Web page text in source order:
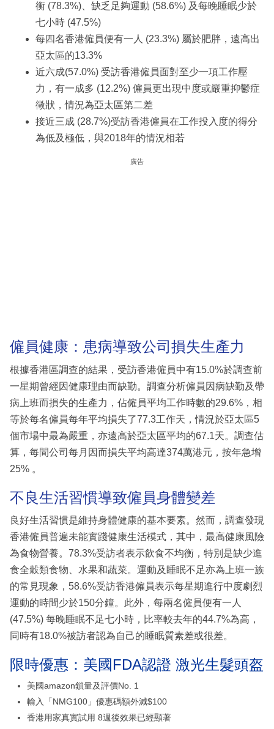
衡 (78.3%)、缺乏足夠運動 (58.6%) 及每晚睡眠少於
七小時 (47.5%)
每四名香港僱員便有一人 (23.3%) 屬於肥胖，遠高出
亞太區的13.3%
近六成(57.0%) 受訪香港僱員面對至少一項工作壓
力，有一成多 (12.2%) 僱員更出現中度或嚴重抑鬱症
徵狀，情況為亞太區第二差
接近三成 (28.7%)受訪香港僱員在工作投入度的得分
為低及極低，與2018年的情況相若
廣告
僱員健康：患病導致公司損失生產力
根據香港區調查的結果，受訪香港僱員中有15.0%於調查前
一星期曾經因健康理由而缺勤。調查分析僱員因病缺勤及帶
病上班而損失的生產力，佔僱員平均工作時數的29.6%，相
等於每名僱員每年平均損失了77.3工作天，情況於亞太區5
個市場中最為嚴重，亦遠高於亞太區平均的67.1天。調查估
算，每間公司每月因而損失平均高達374萬港元，按年急增
25% 。
不良生活習慣導致僱員身體變差
良好生活習慣是維持身體健康的基本要素。然而，調查發現
香港僱員普遍未能實踐健康生活模式，其中，最高健康風險
為食物營養。78.3%受訪者表示飲食不均衡，特別是缺少進
食全穀類食物、水果和蔬菜。運動及睡眠不足亦為上班一族
的常見現象，58.6%受訪香港僱員表示每星期進行中度劇烈
運動的時間少於150分鐘。此外，每兩名僱員便有一人
(47.5%) 每晚睡眠不足七小時，比率較去年的44.7%為高，
同時有18.0%被訪者認為自己的睡眠質素差或很差。
限時優惠：美國FDA認證 激光生髮頭盔
美國amazon鎖量及評價No. 1
輸入「NMG100」優惠碼額外減$100
香港用家真實試用 8週後效果已經顯著